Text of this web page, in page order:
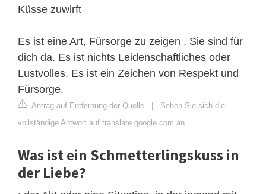
Küsse zuwirft
Es ist eine Art, Fürsorge zu zeigen . Sie sind für
dich da. Es ist nichts Leidenschaftliches oder
Lustvolles. Es ist ein Zeichen von Respekt und
Fürsorge.
Antrag auf Entfernung der Quelle | Sehen Sie sich die
vollständige Antwort auf translate.google.com an
Was ist ein Schmetterlingskuss in
der Liebe?